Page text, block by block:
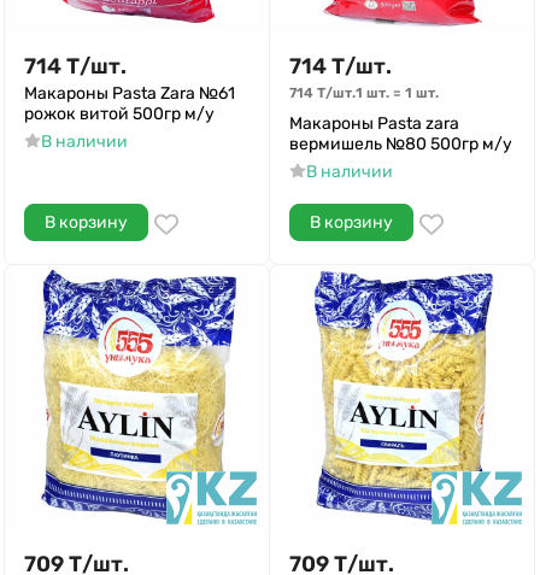
714Т/шт.
Макароны Pasta Zara №61
рожок витой 500гр м/у
В наличии
В корзину
714Т/шт.
714 Т/шт.1 шт. = 1 шт.
Макароны Pasta zara
вермишель №80 500гр м/у
В наличии
В корзину
709Т/шт. 709Т/шт.